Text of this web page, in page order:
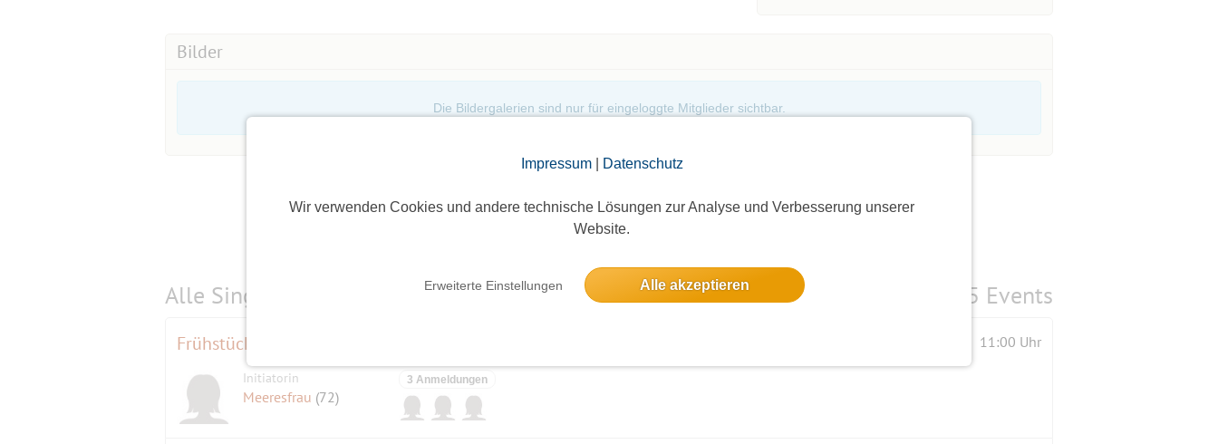
Impressum| Datenschutz
Wir verwenden Cookies und andere technische Lösungen zur Analyse und Verbesserung unserer
Website.
Erweiterte Einstellungen Alle akzeptieren
Bilder
Die Bildergalerien sind nur für eingeloggte Mitglieder sichtbar.
Alle Single-Events am selben Tag 5 Events
Frühstück am Donnerstag in Tegel 11:00 Uhr
Initiatorin
Meeresfrau (72)
3 Anmeldungen